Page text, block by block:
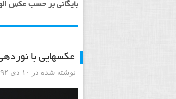
بایگانی بر حسب عکس
عکسهایی با
نوشته شده در ۱۰ دی ۱۳۹۲